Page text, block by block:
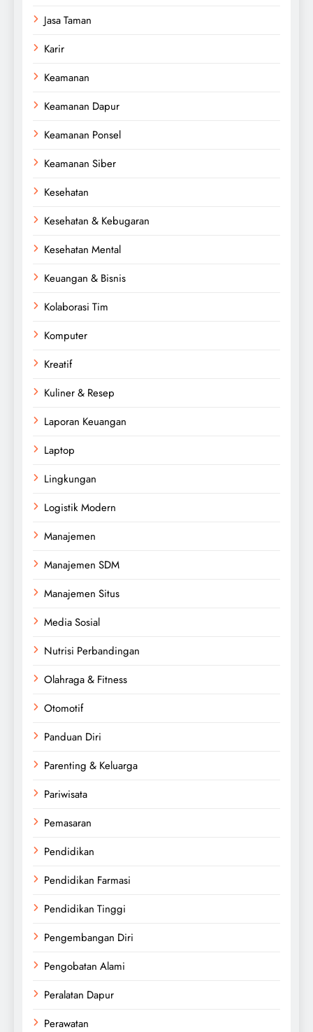
Jasa Taman
Karir
Keamanan
Keamanan Dapur
Keamanan Ponsel
Keamanan Siber
Kesehatan
Kesehatan & Kebugaran
Kesehatan Mental
Keuangan & Bisnis
Kolaborasi Tim
Komputer
Kreatif
Kuliner & Resep
Laporan Keuangan
Laptop
Lingkungan
Logistik Modern
Manajemen
Manajemen SDM
Manajemen Situs
Media Sosial
Nutrisi Perbandingan
Olahraga & Fitness
Otomotif
Panduan Diri
Parenting & Keluarga
Pariwisata
Pemasaran
Pendidikan
Pendidikan Farmasi
Pendidikan Tinggi
Pengembangan Diri
Pengobatan Alami
Peralatan Dapur
Perawatan